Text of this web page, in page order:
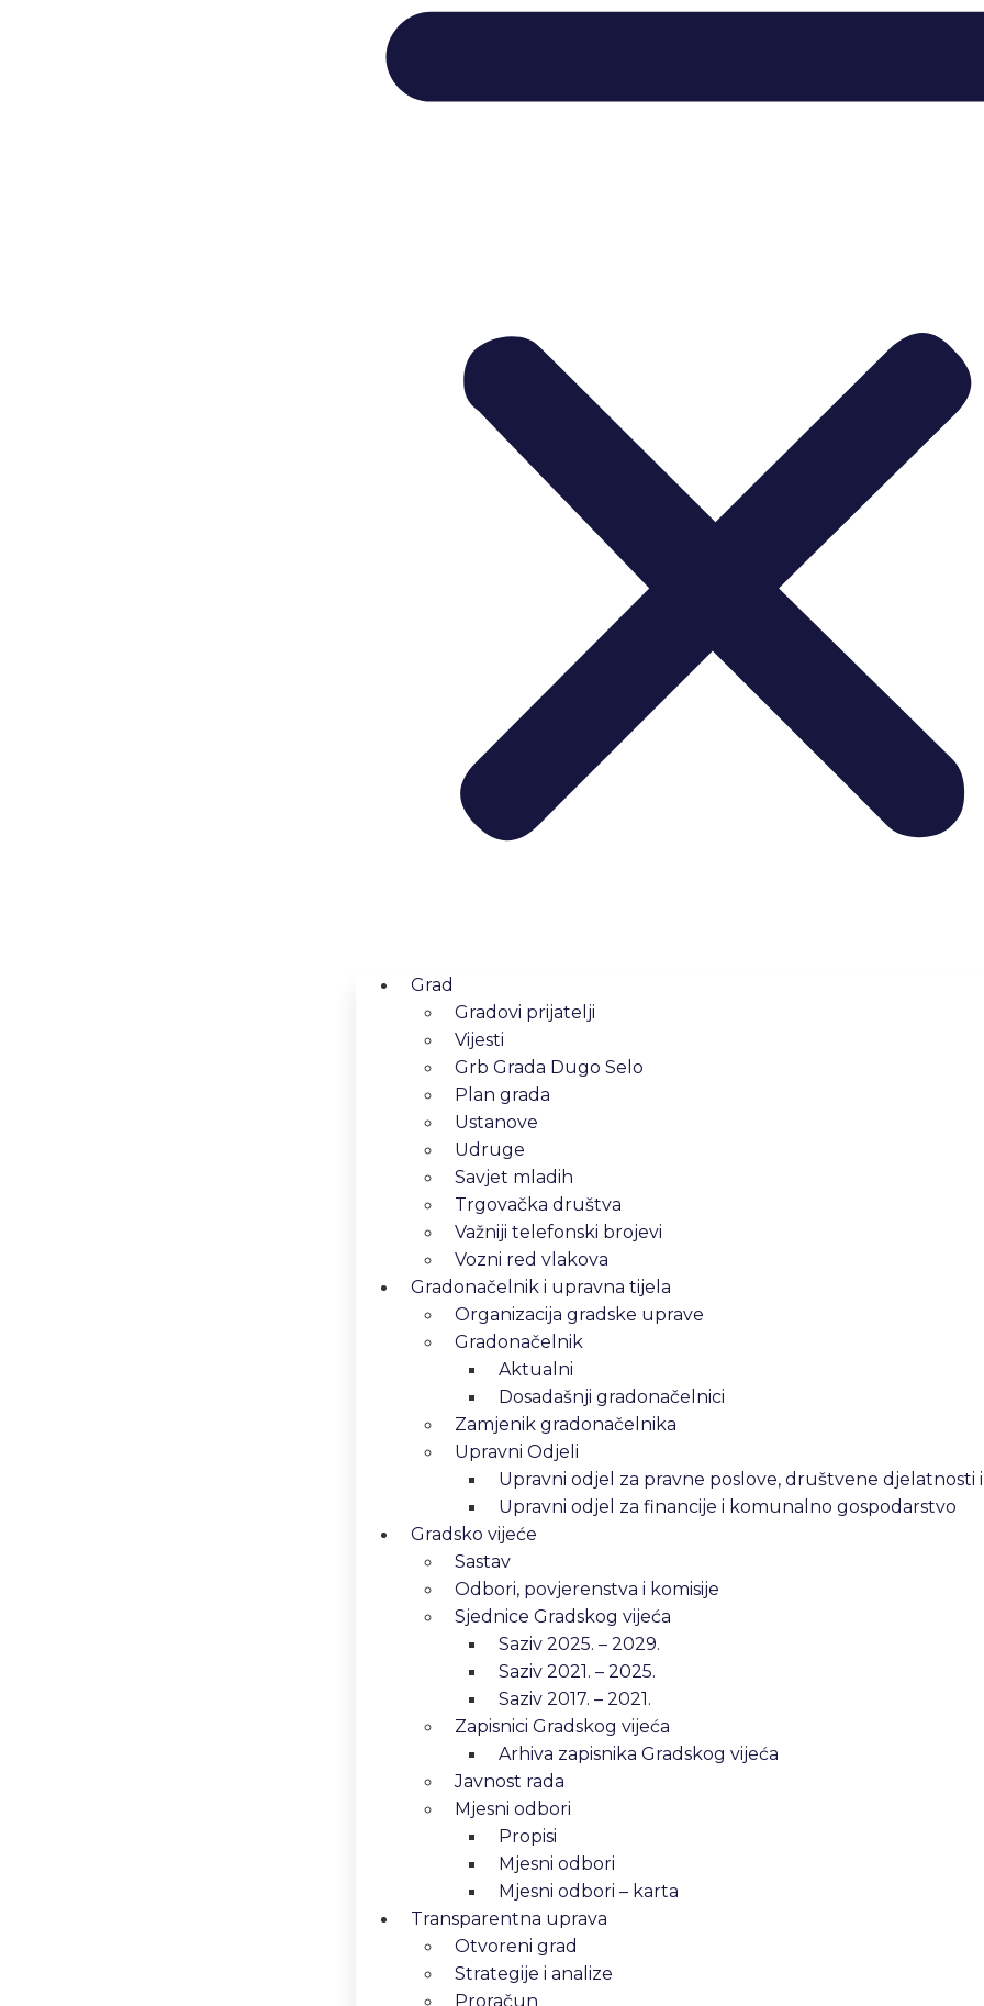
Grad
Gradovi prijatelji
Vijesti
Grb Grada Dugo Selo
Plan grada
Ustanove
Udruge
Savjet mladih
Trgovačka društva
Važniji telefonski brojevi
Vozni red vlakova
Gradonačelnik i upravna tijela
Organizacija gradske uprave
Gradonačelnik
Aktualni
Dosadašnji gradonačelnici
Zamjenik gradonačelnika
Upravni Odjeli
Upravni odjel za pravne poslove, društvene djelatnosti
Upravni odjel za financije i komunalno gospodarstvo
Gradsko vijeće
Sastav
Odbori, povjerenstva i komisije
Sjednice Gradskog vijeća
Saziv 2025. – 2029.
Saziv 2021. – 2025.
Saziv 2017. – 2021.
Zapisnici Gradskog vijeća
Arhiva zapisnika Gradskog vijeća
Javnost rada
Mjesni odbori
Propisi
Mjesni odbori
Mjesni odbori – karta
Transparentna uprava
Otvoreni grad
Strategije i analize
Proračun